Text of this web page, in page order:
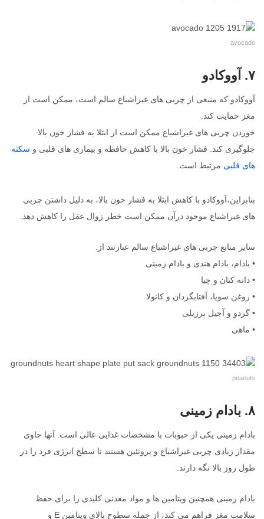
avocado
۷. آووکادو
آووکادو که منبعی از چربی های غیراشباع سالم است، ممکن است از
مغز حمایت کند.
خوردن چربی های غیراشباع ممکن است از ابتلا به فشار خون بالا
جلوگیری کند. فشار خون بالا با کاهش حافظه و بیماری های قلبی و سکته
های قلبی مرتبط است.
بنابراین،آووکادو با کاهش ابتلا به فشار خون بالا، به دلیل داشتن چربی
های غیراشباع موجود درآن ممکن است خطر زوال عقل را کاهش دهد.
سایر منابع چربی های غیراشباع سالم عبارتند از:
• بادام، بادام هندی و بادام زمینی
• دانه کتان و چیا
• روغن سویا، آفتابگردان و کانولا
• گردو و آجیل برزیلی
• ماهی
peanuts
۸. بادام زمینی
بادام زمینی یکی از حبوبات با مشخصات غذایی عالی است. آنها حاوی
مقدار زیادی چربی غیراشباع و پروتئین هستند تا سطح انرژی فرد را در
طول روز بالا نگه دارند.
بادام زمینی همچنین ویتامین ها و مواد معدنی کلیدی را برای حفظ
سلامت مغز فراهم می کند، از جمله سطوح بالای ویتامین E و